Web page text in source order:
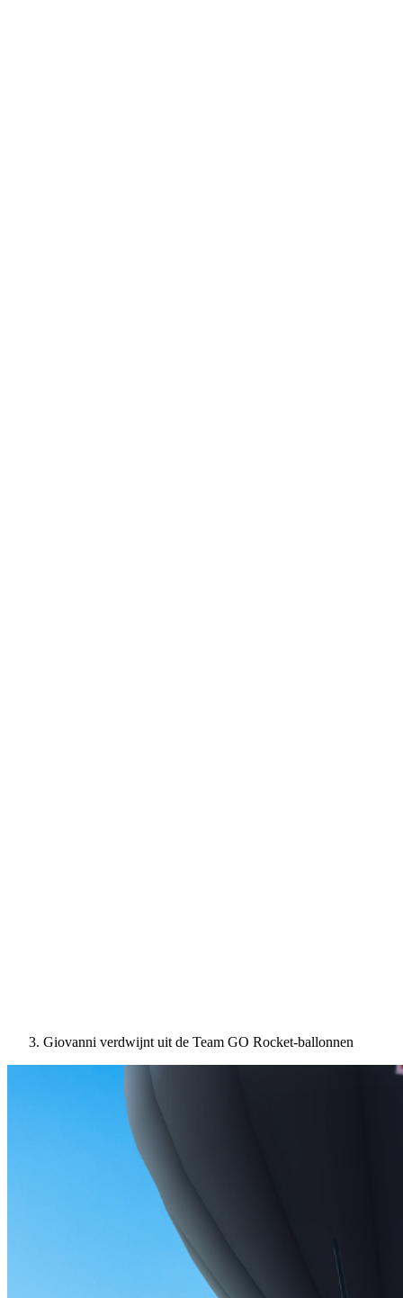
Giovanni verdwijnt uit de Team GO Rocket-ballonnen